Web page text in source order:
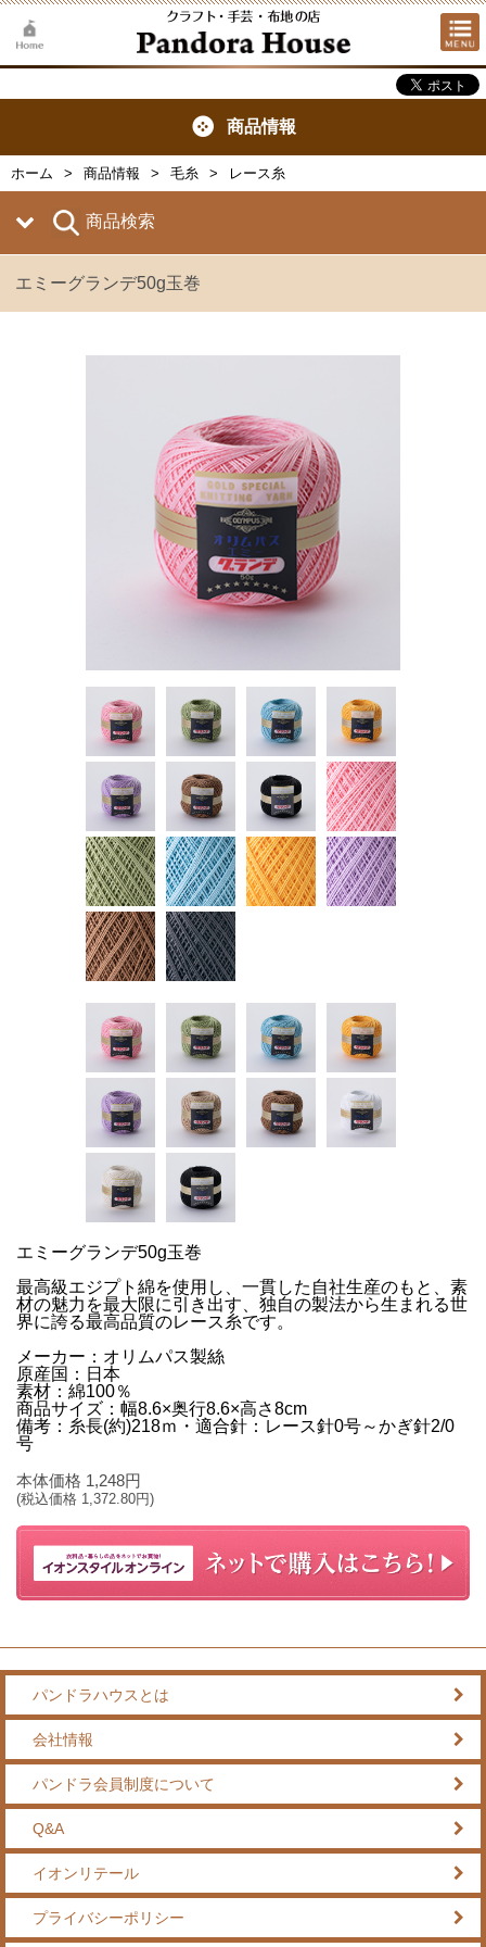
商品情報
ホーム 商品情報 毛糸 レース糸
商品検索
エミーグランデ50g玉巻
エミーグランデ50g玉巻
最高級エジプト綿を使用し、一貫した自社生産のもと、素
材の魅力を最大限に引き出す、独自の製法から生まれる世
界に誇る最高品質のレース糸です。
メーカー：オリムパス製絲
原産国：日本
素材：綿100％
商品サイズ：幅8.6×奥行8.6×高さ8cm
備考：糸長(約)218ｍ・適合針：レース針0号～かぎ針2/0
号
本体価格 1,248円
(税込価格 1,372.80円)
パンドラハウスとは
会社情報
パンドラ会員制度について
Q&A
イオンリテール
プライバシーポリシー